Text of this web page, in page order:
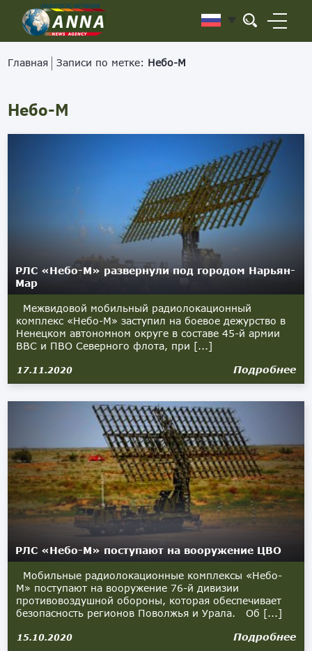
Главная Записи по метке: Небо-М
Небо-М
РЛС «Небо-М» развернули под городом Нарьян-
Мар
Межвидовой мобильный радиолокационный
комплекс «Небо-М» заступил на боевое дежурство в
Ненецком автономном округе в составе 45-й армии
ВВС и ПВО Северного флота, при [...]
17.11.2020 Подробнее
РЛС «Небо-М» поступают на вооружение ЦВО
Мобильные радиолокационные комплексы «Небо-
М» поступают на вооружение 76-й дивизии
противовоздушной обороны, которая обеспечивает
безопасность регионов Поволжья и Урала. Об [...]
15.10.2020 Подробнее